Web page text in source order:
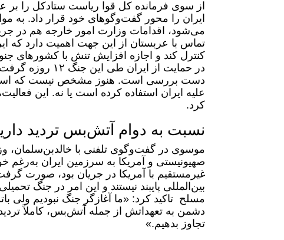
ایران را محور گفت‌وگوهای خود قرار داد. به
می‌شود، اقدامات وزارت امور خارجه هم در
تماس با عربستان از این جهت اهمیت دارد که
کنترل کند و اجازه افزایش تنش با کشورهای
در حمایت از
دست بررسی است. هنوز مشخص نیست که
علیه ایران استفاده کرده است یا نه. این
کرد.
نسبت به دوام آتش‌بس تردید
موسوی در گفت‌وگوی تلفنی با خالد‌بن‌سلمان،
صهیونیستی و آمریکا به سرزمین ایران به‌رغم
غیرمستقیم با آمریکا در جریان بود، صورت
مسلح تاکید کرد: «ما آغازگر جنگ نبودیم ولی
دشمن به تعهداتش از جمله آتش‌بس، کاملاً
تجاوز بدهیم.»